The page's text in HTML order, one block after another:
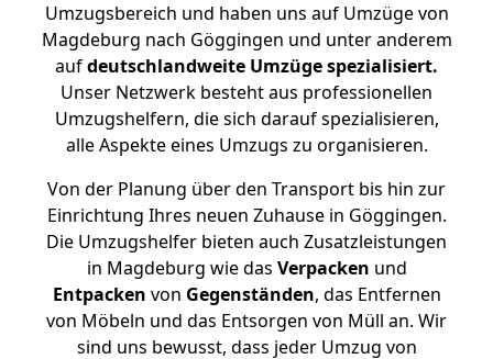
Umzugsbereich und haben uns auf Umzüge von
Magdeburg nach Göggingen und unter anderem
aufdeutschlandweite Umzüge spezialisiert.
Unser Netzwerk besteht aus professionellen
Umzugshelfern, die sich darauf spezialisieren,
alle Aspekte eines Umzugs zu organisieren.
Von der Planung über den Transport bis hin zur
Einrichtung Ihres neuen Zuhause in Göggingen.
Die Umzugshelfer bieten auch Zusatzleistungen
in Magdeburg wie das Verpacken und
Entpacken von Gegenständen, das Entfernen
von Möbeln und das Entsorgen von Müll an. Wir
sind uns bewusst, dass jeder Umzug von